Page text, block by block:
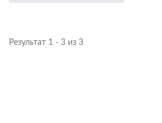
Результат 1 - 3 из 3